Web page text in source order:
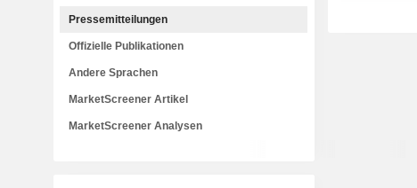
Pressemitteilungen
Offizielle Publikationen
Andere Sprachen
MarketScreener Artikel
MarketScreener Analysen